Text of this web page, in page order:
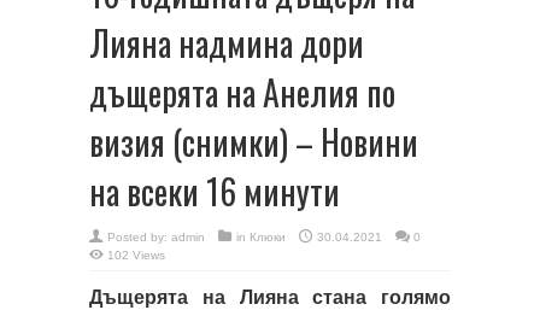
Лияна надмина дори
дъщерята на Анелия по
визия (снимки) – Новини
на всеки 16 минути
Posted by: admin in Клюки 30.04.2021
0
102 Views
Дъщерята на Лияна стана голямо